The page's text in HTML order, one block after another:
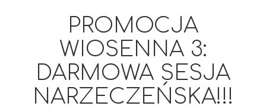
PROMOCJA
WIOSENNA 3:
DARMOWA SESJA
NARZECZEŃSKA!!!